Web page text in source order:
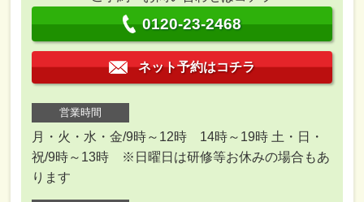
0120-23-2468
ネット予約はコチラ
営業時間
月・火・水・金/9時～12時 14時～19時 土・日・
祝/9時～13時 ※日曜日は研修等お休みの場合もあ
ります